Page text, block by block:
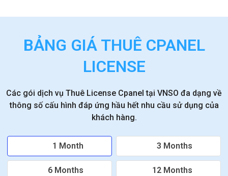
BẢNG GIÁ THUÊ CPANEL
LICENSE
Các gói dịch vụ Thuê License Cpanel tại VNSO đa dạng về
thông số cấu hình đáp ứng hầu hết nhu cầu sử dụng của
khách hàng.
1 Month 3 Months
6 Months 12 Months